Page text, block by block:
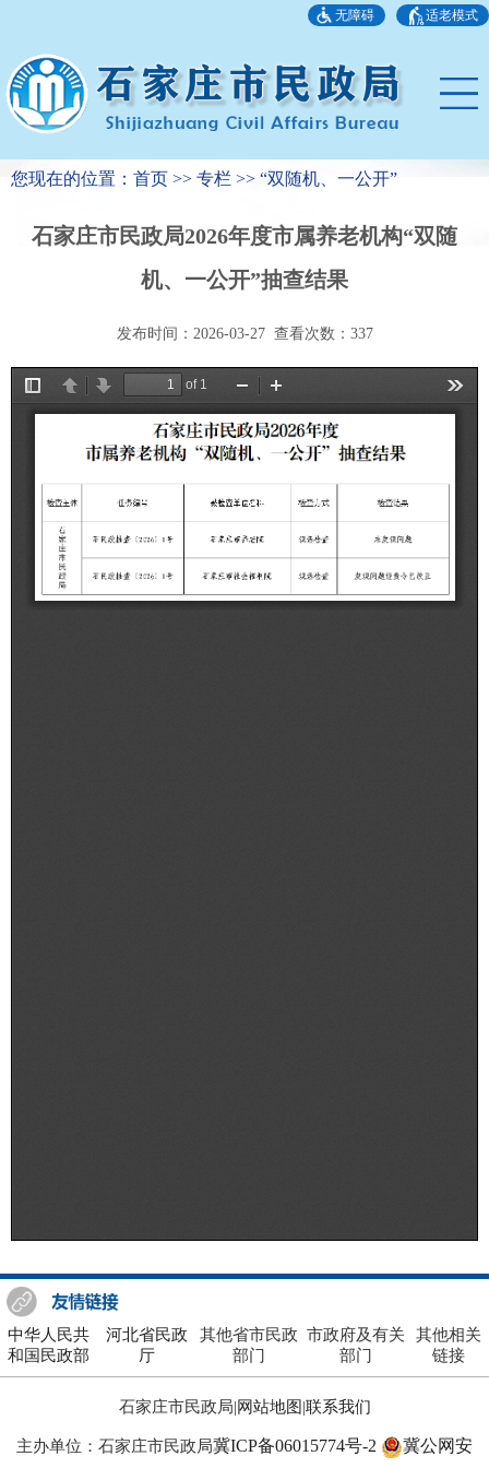
无障碍 适老模式
您现在的位置：首页 >> 专栏 >> “双随机、一公开”
石家庄市民政局2026年度市属养老机构“双随
机、一公开”抽查结果
发布时间：2026-03-27 查看次数： 337
中华人民共
和国民政部
河北省民政
厅
其他省市民政
部门
市政府及有关
部门
其他相关
链接
石家庄市民政局|网站地图|联系我们
主办单位：石家庄市民政局冀ICP备06015774号-2 冀公网安